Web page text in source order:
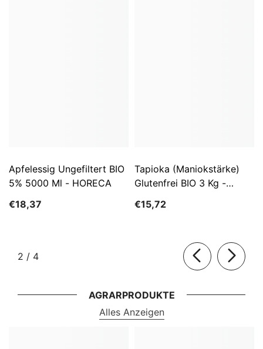
Apfelessig Ungefiltert BIO
5% 5000 Ml - HORECA
€18,37
Tapioka (Maniokstärke)
Glutenfrei BIO 3 Kg -
€15,72
2 / von
4
AGRARPRODUKTE
Alles Anzeigen